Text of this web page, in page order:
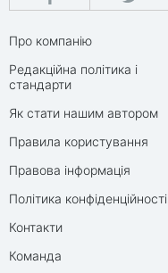
Про компанію
Редакційна політика і
стандарти
Як стати нашим автором
Правила користування
Правова інформація
Політика конфіденційності
Контакти
Команда